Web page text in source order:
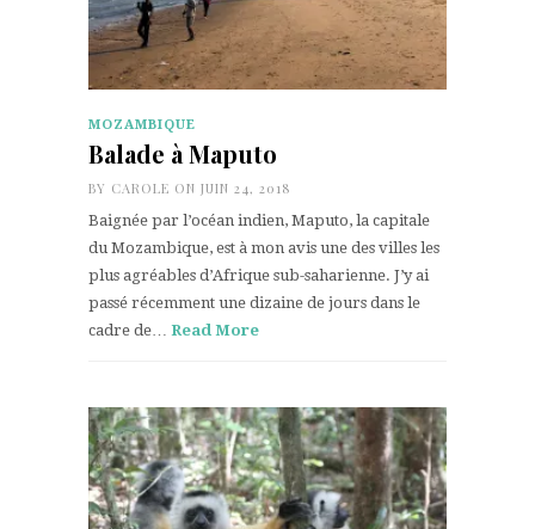
MOZAMBIQUE
Balade à Maputo
BY CAROLE ON JUIN 24, 2018
Baignée par l’océan indien, Maputo, la capitale
du Mozambique, est à mon avis une des villes les
plus agréables d’Afrique sub-saharienne. J’y ai
passé récemment une dizaine de jours dans le
cadre de… Read More